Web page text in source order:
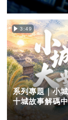
3:49
系列專題｜小
十城故事解碼